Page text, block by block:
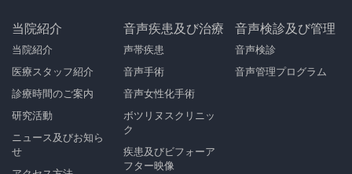
当院紹介
当院紹介
医療スタッフ紹介
診療時間のご案内
研究活動
ニュース及びお知ら
せ
音声疾患及び治療
声帯疾患
音声手術
音声女性化手術
ボツリヌスクリニッ
ク
疾患及びビフォーア
フター映像
音声検診及び管理
音声検診
音声管理プログラム